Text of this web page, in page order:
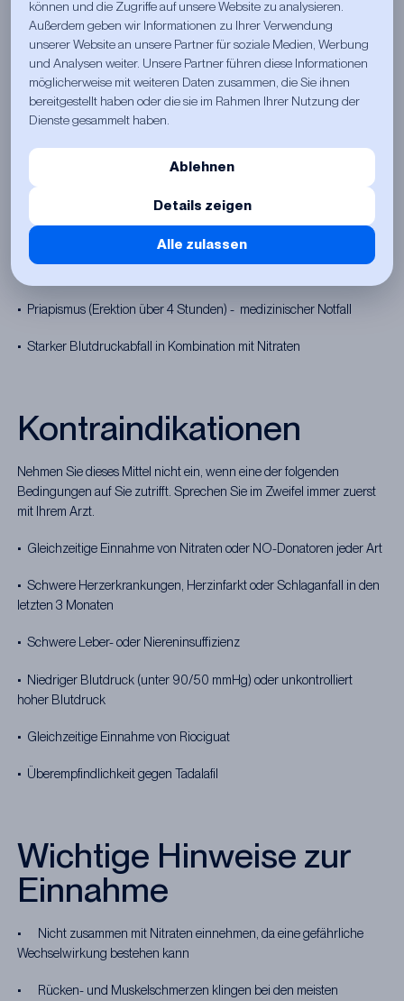
können und die Zugriffe auf unsere Website zu analysieren.
Außerdem geben wir Informationen zu Ihrer Verwendung
unserer Website an unsere Partner für soziale Medien, Werbung
und Analysen weiter. Unsere Partner führen diese Informationen
möglicherweise mit weiteren Daten zusammen, die Sie ihnen
bereitgestellt haben oder die sie im Rahmen Ihrer Nutzung der
Dienste gesammelt haben.
Ablehnen
Details zeigen
Alle zulassen
• Nasenverstopfung
Seltener
• Schwindel
• Sehstörungen (sehr selten, milder als bei Sildenafil)
• Schwellung der Augenlider
• Herzrasen
Ernsthaft - sofort zum Arzt
• Priapismus (Erektion über 4 Stunden) - medizinischer Notfall
• Starker Blutdruckabfall in Kombination mit Nitraten
Kontraindikationen
Nehmen Sie dieses Mittel nicht ein, wenn eine der folgenden
Bedingungen auf Sie zutrifft. Sprechen Sie im Zweifel immer zuerst
mit Ihrem Arzt.
• Gleichzeitige Einnahme von Nitraten oder NO-Donatoren jeder Art
• Schwere Herzerkrankungen, Herzinfarkt oder Schlaganfall in den
letzten 3 Monaten
• Schwere Leber- oder Niereninsuffizienz
• Niedriger Blutdruck (unter 90/50 mmHg) oder unkontrolliert
hoher Blutdruck
• Gleichzeitige Einnahme von Riociguat
• Überempfindlichkeit gegen Tadalafil
Wichtige Hinweise zur
Einnahme
• Nicht zusammen mit Nitraten einnehmen, da eine gefährliche
Wechselwirkung bestehen kann
• Rücken- und Muskelschmerzen klingen bei den meisten